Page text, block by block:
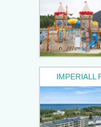
IMPERIALL